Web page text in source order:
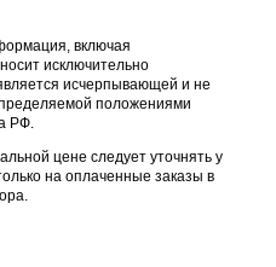
включая
исключительно
исчерпывающей и не
положениями
РФ.
цене следует уточнять у
на оплаченные заказы в